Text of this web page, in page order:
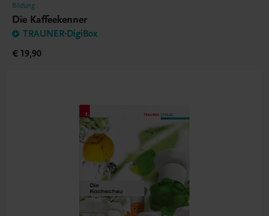
Bildung
Die Kaffeekenner
TRAUNER-DigiBox
€ 19,90